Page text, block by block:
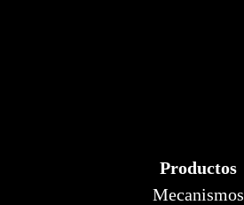
Productos
Mecanismos